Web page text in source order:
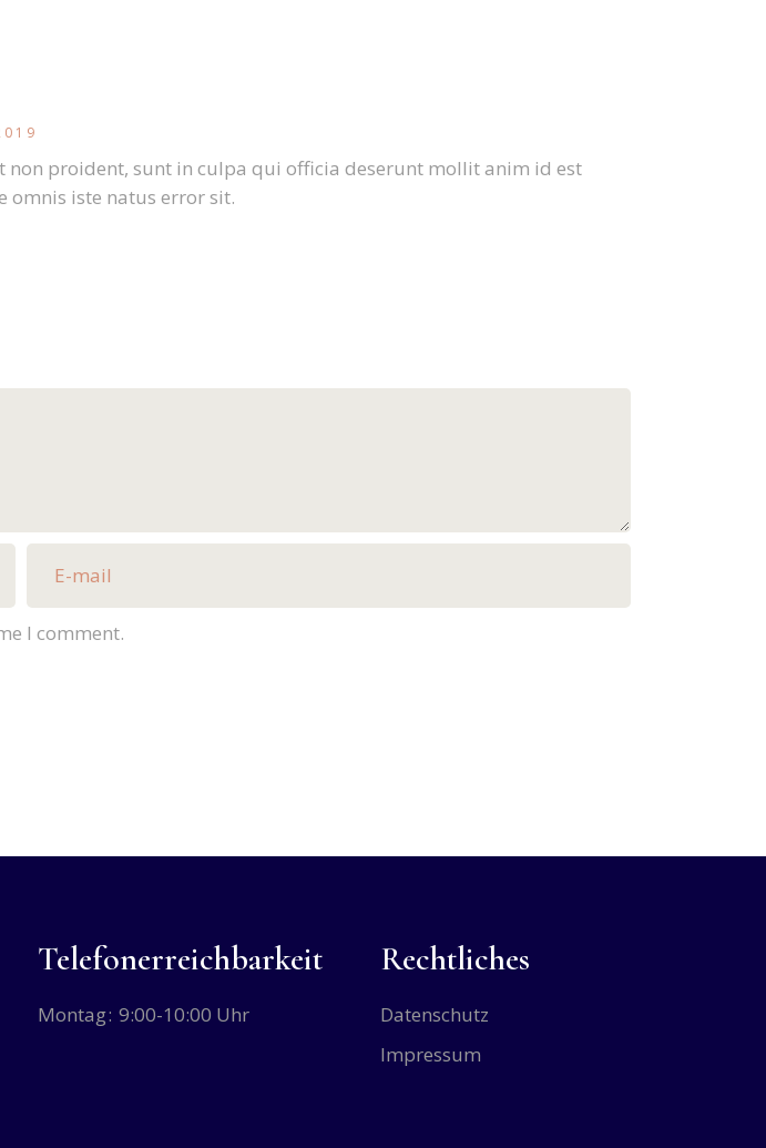
non proident, sunt in culpa qui officia deserunt mollit anim id est
omnis iste natus error sit.
I comment.
Telefonerreichbarkeit
Montag 9:00-10:00 Uhr
Rechtliches
Datenschutz
Impressum